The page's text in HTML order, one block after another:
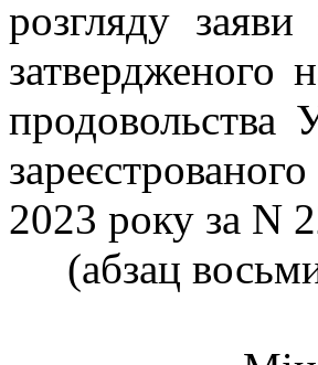
розгляду
затвердженого
2023 року за N
(абзац